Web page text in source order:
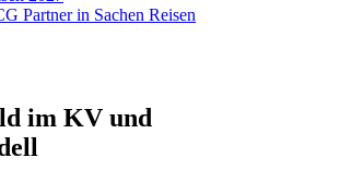
Partner in Sachen Reisen
im KV und